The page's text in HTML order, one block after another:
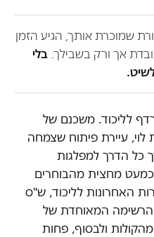
שמוכרת אותך, הגיע הזמן
אך ורק בשבילך. בלי
לליכוד. משכנם של
לוי, עיירת פיתוח שצמחה
כל הדרך למפלגות
כמעט מחצית מהבוחרים
האחרונות לליכוד, ש"ס
הרשימה המאוחדת של
עם כ-10 אחוז מהקולות ולבסוף, פחות